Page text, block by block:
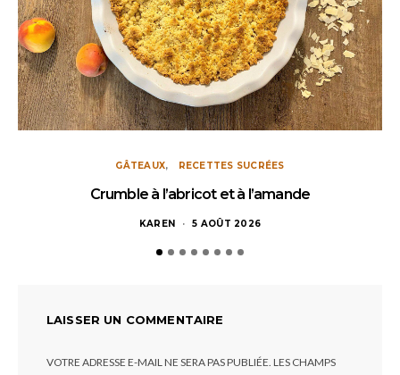
GÂTEAUX RECETTES SUCRÉES
Crumble à l’abricot et à l’amande
KAREN 5 AOÛT 2026
LAISSER UN COMMENTAIRE
VOTRE ADRESSE E-MAIL NE SERA PAS PUBLIÉE. LES CHAMPS